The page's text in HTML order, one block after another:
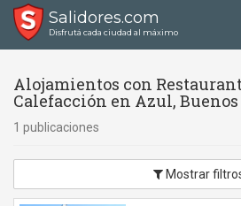
Salidores.com
Disfrutá cada ciudad al máximo
Alojamientos con
Calefacción en Azul,
1 publicaciones
Mostrar